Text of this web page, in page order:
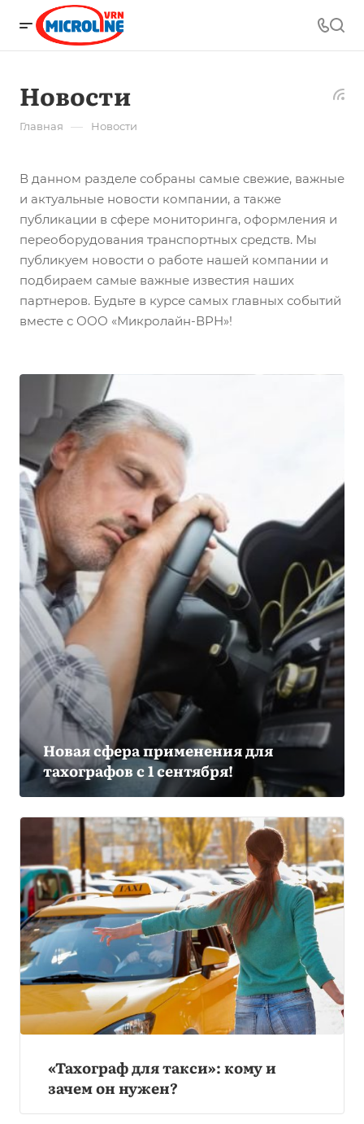
Новости
Главная — Новости
В данном разделе собраны самые свежие, важные
и актуальные новости компании, а также
публикации в сфере мониторинга, оформления и
переоборудования транспортных средств. Мы
публикуем новости о работе нашей компании и
подбираем самые важные известия наших
партнеров. Будьте в курсе самых главных событий
вместе с ООО «Микролайн-ВРН»!
Новая сфера применения для
тахографов с 1 сентября!
«Тахограф для такси»: кому и
зачем он нужен?